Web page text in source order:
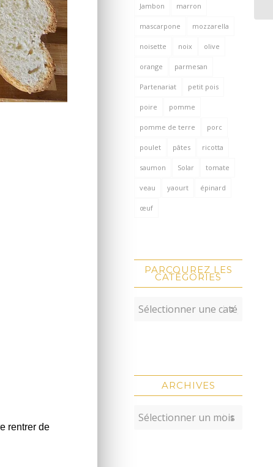
rentrer de
Jambon marron
mascarpone mozzarella
noisette noix olive
orange parmesan
Partenariat petit pois
poire pomme
pomme de terre porc
poulet pâtes ricotta
saumon Solar tomate
veau yaourt épinard
œuf
PARCOUREZ LES
CATÉGORIES
ARCHIVES